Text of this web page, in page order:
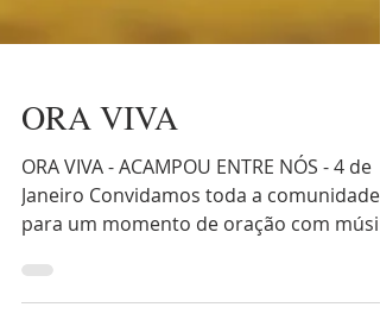
ORA VIVA
ORA VIVA - ACAMPOU ENTRE NÓS - 4 de
Janeiro Convidamos toda a comunidade